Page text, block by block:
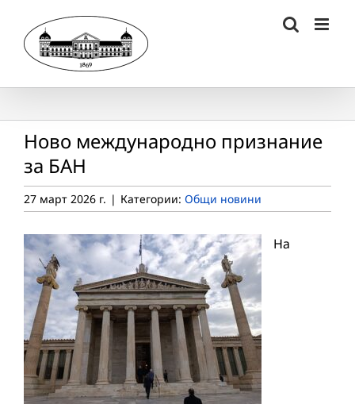
content
Ново международно признание
за БАН
27 март 2026 г. | Категории: Общи новини
На